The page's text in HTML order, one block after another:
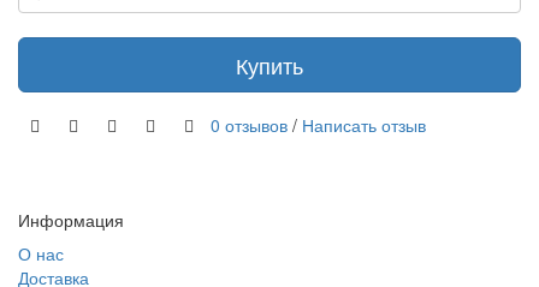
Купить
0 отзывов / Написать отзыв
Информация
О нас
Доставка